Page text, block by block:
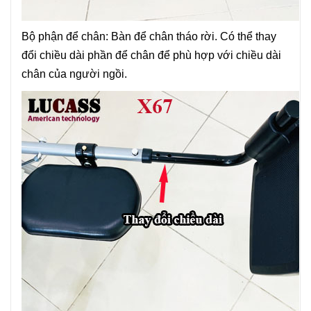
Bộ phận để chân: Bàn để chân tháo rời. Có thể thay
đổi chiều dài phần để chân để phù hợp với chiều dài
chân của người ngồi.